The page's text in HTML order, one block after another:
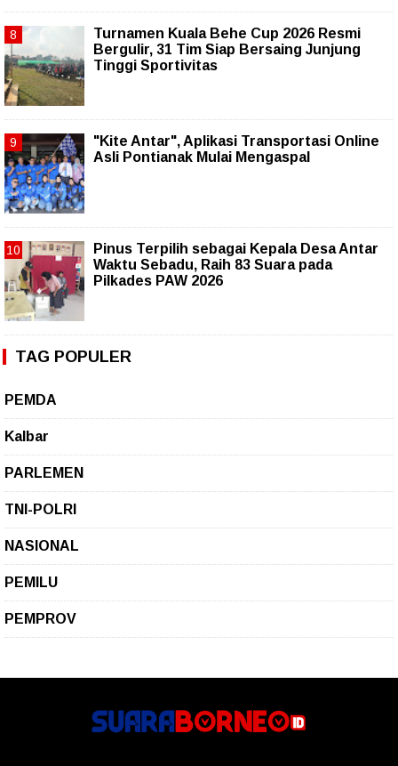
Turnamen Kuala Behe Cup 2026 Resmi
Bergulir, 31 Tim Siap Bersaing Junjung
Tinggi Sportivitas
"Kite Antar", Aplikasi Transportasi Online
Asli Pontianak Mulai Mengaspal
Pinus Terpilih sebagai Kepala Desa Antar
Waktu Sebadu, Raih 83 Suara pada
Pilkades PAW 2026
TAG POPULER
PEMDA
Kalbar
PARLEMEN
TNI-POLRI
NASIONAL
PEMILU
PEMPROV